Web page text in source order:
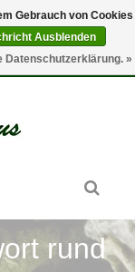
rund
Gebrauch von Cookies
Ausblenden
Datenschutzerklärung. »